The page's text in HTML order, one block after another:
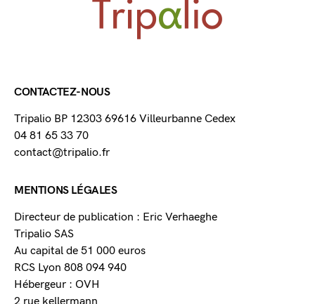
CONTACTEZ-NOUS
Tripalio BP 12303 69616 Villeurbanne Cedex
04 81 65 33 70
contact@tripalio.fr
MENTIONS LÉGALES
Directeur de publication : Eric Verhaeghe
Tripalio SAS
Au capital de 51 000 euros
RCS Lyon 808 094 940
Hébergeur : OVH